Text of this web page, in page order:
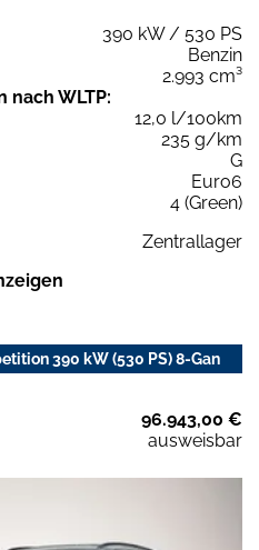
390 kW / 530 PS
Benzin
2.993 cm³
nach WLTP:
12,0 l/100km
235 g/km
G
Euro6
4 (Green)
Zentrallager
390 kW (530 PS) 8-Gan
96.943,00 €
ausweisbar